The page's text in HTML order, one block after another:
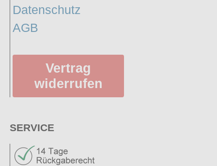
Datenschutz
AGB
Vertrag
widerrufen
SERVICE